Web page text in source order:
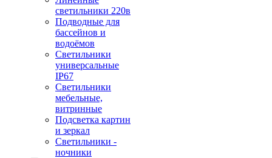
светильники 220в
Подводные для
бассейнов и
водоёмов
Светильники
универсальные
IP67
Светильники
мебельные,
витринные
Подсветка картин
и зеркал
Светильники -
ночники